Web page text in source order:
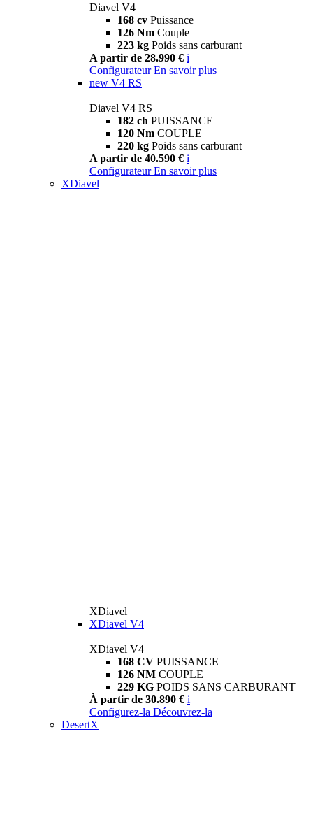
Diavel V4
168 cv Puissance
126 Nm Couple
223 kg Poids sans carburant
A partir de 28.990 € i
Configurateur En savoir plus
new V4 RS
Diavel V4 RS
182 ch PUISSANCE
120 Nm COUPLE
220 kg Poids sans carburant
A partir de 40.590 € i
Configurateur En savoir plus
XDiavel
XDiavel
XDiavel V4
XDiavel V4
168 CV PUISSANCE
126 NM COUPLE
229 KG POIDS SANS CARBURANT
À partir de 30.890 € i
Configurez-la Découvrez-la
DesertX